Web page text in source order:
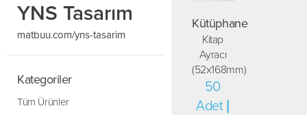
YNS Tasarım
matbuu.com/yns-tasarim
Kategoriler
Tüm Ürünler
Kütüphane
Kitap
Ayracı
(52x168mm)
50
Adet |